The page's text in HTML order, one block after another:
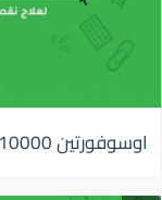
اوسوفورتين 10000 Ossofortin | فيتامين د أقراص